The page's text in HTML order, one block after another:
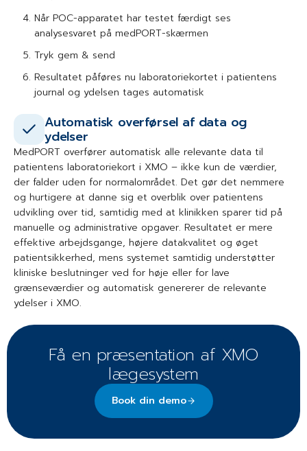
Når POC-apparatet har testet færdigt ses
analysesvaret på medPORT-skærmen
Tryk gem & send
Resultatet påføres nu laboratoriekortet i patientens
journal og ydelsen tages automatisk
Automatisk overførsel af data og
ydelser
MedPORT overfører automatisk alle relevante data til
patientens laboratoriekort i XMO – ikke kun de værdier,
der falder uden for normalområdet. Det gør det nemmere
og hurtigere at danne sig et overblik over patientens
udvikling over tid, samtidig med at klinikken sparer tid på
manuelle og administrative opgaver. Resultatet er mere
effektive arbejdsgange, højere datakvalitet og øget
patientsikkerhed, mens systemet samtidig understøtter
kliniske beslutninger ved for høje eller for lave
grænseværdier og automatisk genererer de relevante
ydelser i XMO.
Få en præsentation af XMO
lægesystem
Book din demo